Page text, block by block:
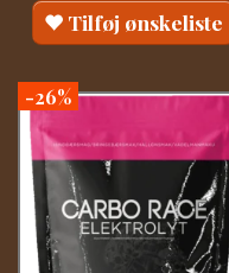
Tilføj ønskeliste
-26%